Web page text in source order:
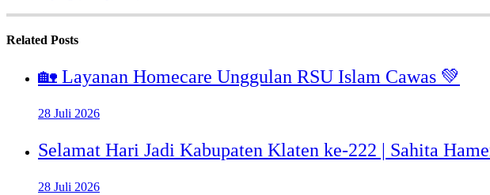
Related Posts
🏡 Layanan Homecare Unggulan RSU Islam Cawas 💚
28 Juli 2026
Selamat Hari Jadi Kabupaten Klaten ke-222 | Sahita
28 Juli 2026